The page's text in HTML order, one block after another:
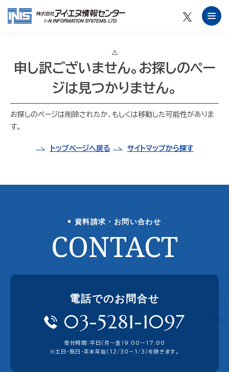
申し訳ございません。お探しのペー
ジは見つかりません。
お探しのページは削除されたか、もしくは移動した可能性がありま
す。
トップページへ戻る サイトマップから探す
資料請求・お問い合わせ
CONTACT
電話でのお問合せ
03-5281-1097
受付時間：平日（月〜金）9:00〜17:00
※土日・祝日・年末年始（12/30～1/3）を除きます。